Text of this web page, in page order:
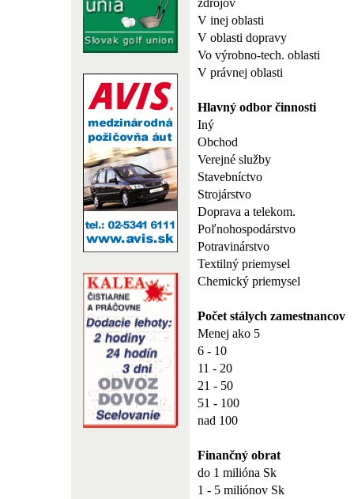
V inej oblasti
V oblasti dopravy
Vo výrobno-tech. oblasti
V právnej oblasti
Hlavný odbor činnosti
Iný
Obchod
Verejné služby
Stavebníctvo
Strojárstvo
Doprava a telekom.
Poľnohospodárstvo
Potravinárstvo
Textilný priemysel
Chemický priemysel
Počet stálych zamestnancov
Menej ako 5
6 - 10
11 - 20
21 - 50
51 - 100
nad 100
Finančný obrat
do 1 milióna Sk
1 - 5 miliónov Sk